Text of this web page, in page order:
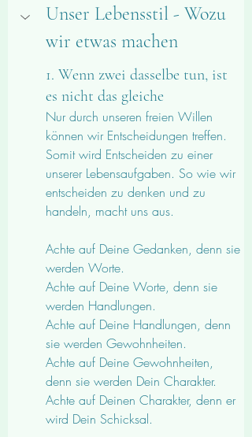
Unser Lebensstil - Wozu
wir etwas machen
1. Wenn zwei dasselbe tun, ist
es nicht das gleiche
Nur durch unseren freien Willen
können wir Entscheidungen treffen.
Somit wird Entscheiden zu einer
unserer Lebensaufgaben. So wie wir
entscheiden zu denken und zu
handeln, macht uns aus.
Achte auf Deine Gedanken, denn sie
werden Worte.
Achte auf Deine Worte, denn sie
werden Handlungen.
Achte auf Deine Handlungen, denn
sie werden Gewohnheiten.
Achte auf Deine Gewohnheiten,
denn sie werden Dein Charakter.
Achte auf Deinen Charakter, denn er
wird Dein Schicksal.